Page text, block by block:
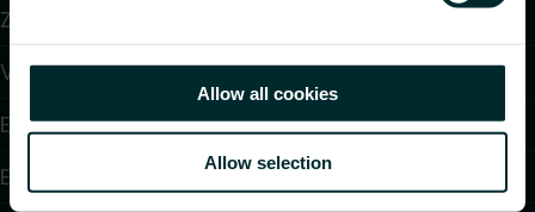
Allow all cookies
Allow selection
Zemgrīdas apkure un dzesēšana
Ventilatoru konvektori
Elektriskā apsilde
Elektroniskā vadība